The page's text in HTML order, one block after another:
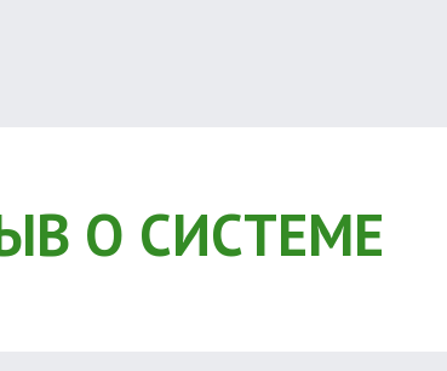
О СИСТЕМЕ